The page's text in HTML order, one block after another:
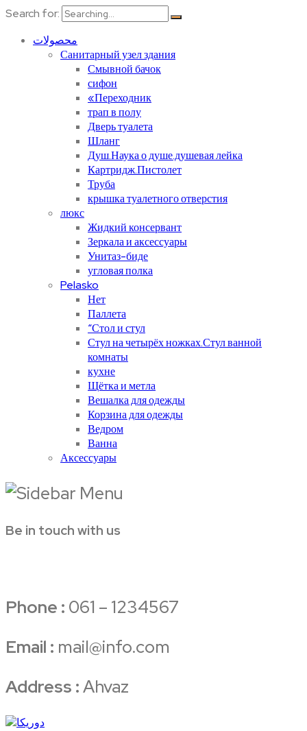
Search for:
محصولات
Санитарный узел здания
Смывной бачок
сифон
«Переходник
трап в полу
Дверь туалета
Шланг
Душ.Наука о душе.душевая лейка
Картридж.Пистолет
Труба
крышка туалетного отверстия
люкс
Жидкий консервант
Зеркала и аксессуары
Унитаз-биде
угловая полка
Pelasko
Нет
Паллета
“Стол и стул
Стул на четырёх ножках.Стул ванной
комнаты
кухне
Щётка и метла
Вешалка для одежды
Корзина для одежды
Ведром
Ванна
Аксессуары
Be in touch with us
Phone : 061 – 1234567
Email : mail@info.com
Address :Ahvaz